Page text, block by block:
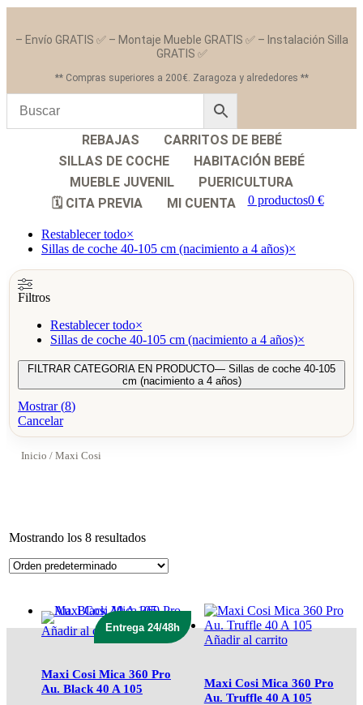
– Envío GRATIS ✅ – Montaje Mueble GRATIS ✅ – Instalación Silla
GRATIS ✅
** Compras superiores a 200€. Zaragoza y alrededores **
REBAJAS
CARRITOS DE BEBÉ
SILLAS DE COCHE
HABITACIÓN BEBÉ
MUEBLE JUVENIL
PUERICULTURA
🗓️ CITA PREVIA
MI CUENTA 0 productos0 €
Restablecer todo×
Sillas de coche 40-105 cm (nacimiento a 4 años)×
Filtros
Restablecer todo×
Sillas de coche 40-105 cm (nacimiento a 4 años)×
FILTRAR CATEGORIA EN PRODUCTO— Sillas de coche 40-105
cm (nacimiento a 4 años)
Mostrar(8)
Cancelar
Inicio / Maxi Cosi
Mostrando los 8 resultados
Entrega 24/48h
Añadir al carrito
Maxi Cosi Mica 360 Pro
Au. Black 40 A 105
Añadir al carrito
Maxi Cosi Mica 360 Pro
Au. Truffle 40 A 105